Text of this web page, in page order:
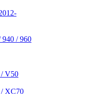
940 / 960
/ V50
XC70